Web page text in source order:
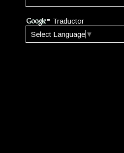
Traductor
Select Language ▼